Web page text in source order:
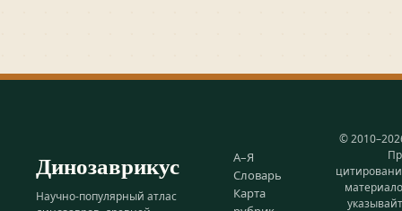
Динозаврикус
Научно-популярный атлас
А–Я
Словарь
Карта
©